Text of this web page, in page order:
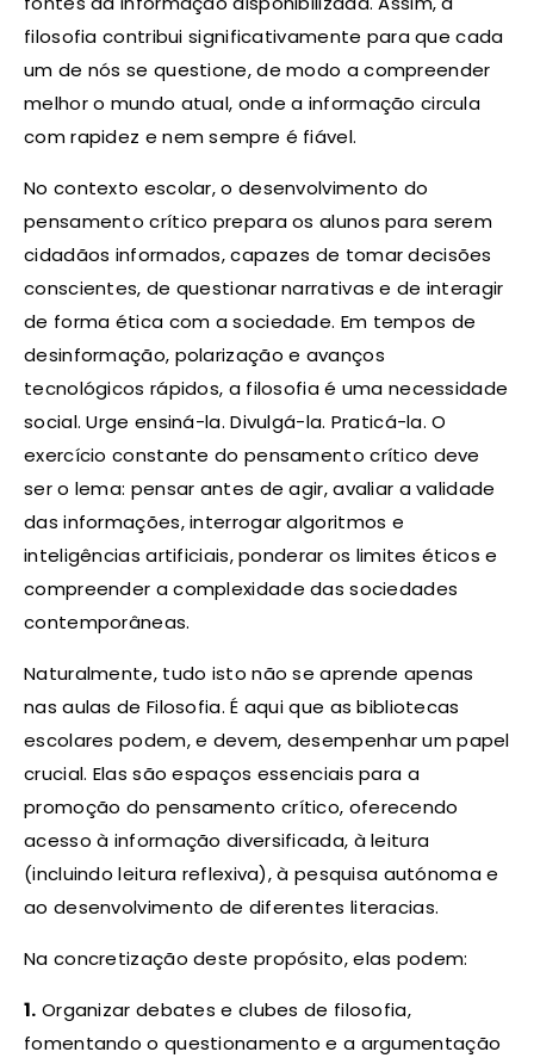
filosofia contribui significativamente para que cada
um de nós se questione, de modo a compreender
melhor o mundo atual, onde a informação circula
com rapidez e nem sempre é fiável.
No contexto escolar, o desenvolvimento do
pensamento crítico prepara os alunos para serem
cidadãos informados, capazes de tomar decisões
conscientes, de questionar narrativas e de interagir
de forma ética com a sociedade. Em tempos de
desinformação, polarização e avanços
tecnológicos rápidos, a filosofia é uma necessidade
social. Urge ensiná-la. Divulgá-la. Praticá-la. O
exercício constante do pensamento crítico deve
ser o lema: pensar antes de agir, avaliar a validade
das informações, interrogar algoritmos e
inteligências artificiais, ponderar os limites éticos e
compreender a complexidade das sociedades
contemporâneas.
Naturalmente, tudo isto não se aprende apenas
nas aulas de Filosofia. É aqui que as bibliotecas
escolares podem, e devem, desempenhar um papel
crucial. Elas são espaços essenciais para a
promoção do pensamento crítico, oferecendo
acesso à informação diversificada, à leitura
(incluindo leitura reflexiva), à pesquisa autónoma e
ao desenvolvimento de diferentes literacias.
Na concretização deste propósito, elas podem:
1. Organizar debates e clubes de filosofia,
fomentando o questionamento e a argumentação